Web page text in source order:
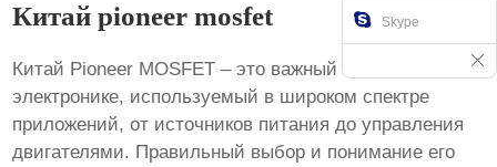
Китай pioneer mosfet
Китай Pioneer MOSFET – это важный компонент в
электронике, используемый в широком спектре
приложений, от источников питания до управления
двигателями. Правильный выбор и понимание его
Skype